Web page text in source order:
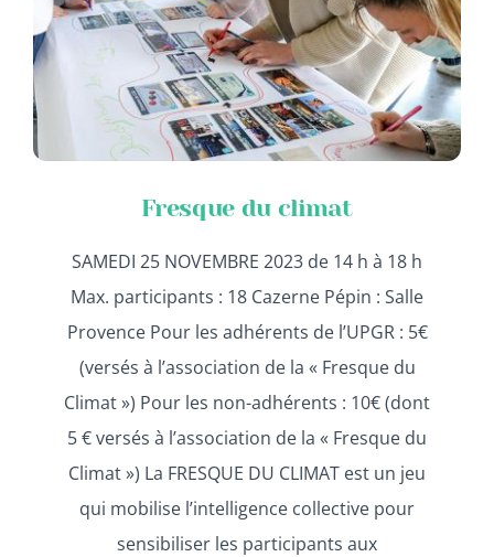
Fresque du climat
SAMEDI 25 NOVEMBRE 2023 de 14 h à 18 h
Max. participants : 18 Cazerne Pépin : Salle
Provence Pour les adhérents de l’UPGR : 5€
(versés à l’association de la « Fresque du
Climat ») Pour les non-adhérents : 10€ (dont
5 € versés à l’association de la « Fresque du
Climat ») La FRESQUE DU CLIMAT est un jeu
qui mobilise l’intelligence collective pour
sensibiliser les participants aux